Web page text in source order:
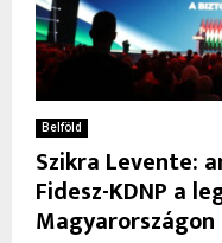
Belföld
Szikra Levente:
Fidesz-KDNP a
Magyarországon